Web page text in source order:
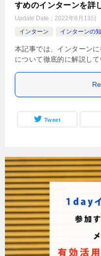
すめのインターンを詳
Update Date： 2022年6月13日
インターン
インターンの
本記事では、インターン
について徹底的に解説し
Tweet